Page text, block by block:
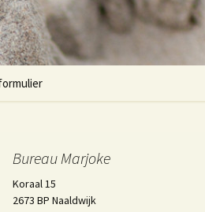
Bureau Marjoke
Koraal 15
2673 BP Naaldwijk